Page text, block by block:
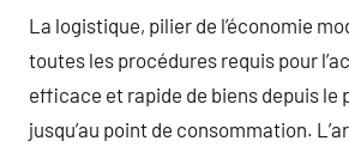
La logistique, pilier de l’économie
toutes les procédures requis pour
efficace et rapide de biens depuis le
jusqu’au point de consommation.